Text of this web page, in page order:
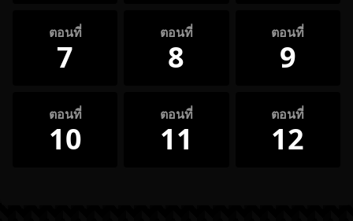
ตอนที่
7
ตอนที่
8
ตอนที่
9
ตอนที่
10
ตอนที่
11
ตอนที่
12